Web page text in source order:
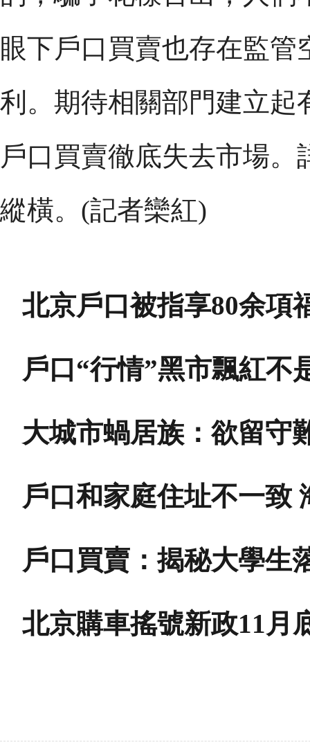
眼下戶口買賣也存在監
利。期待相關部門建立起
戶口買賣徹底失去市場
縱橫。(記者欒紅)
北京戶口被指享80余項
戶口“行情”黑市飄紅不
大城市蝸居族：欲留守
戶口和家庭住址不一致
戶口買賣：揭秘大學生
北京購車搖號新政11月